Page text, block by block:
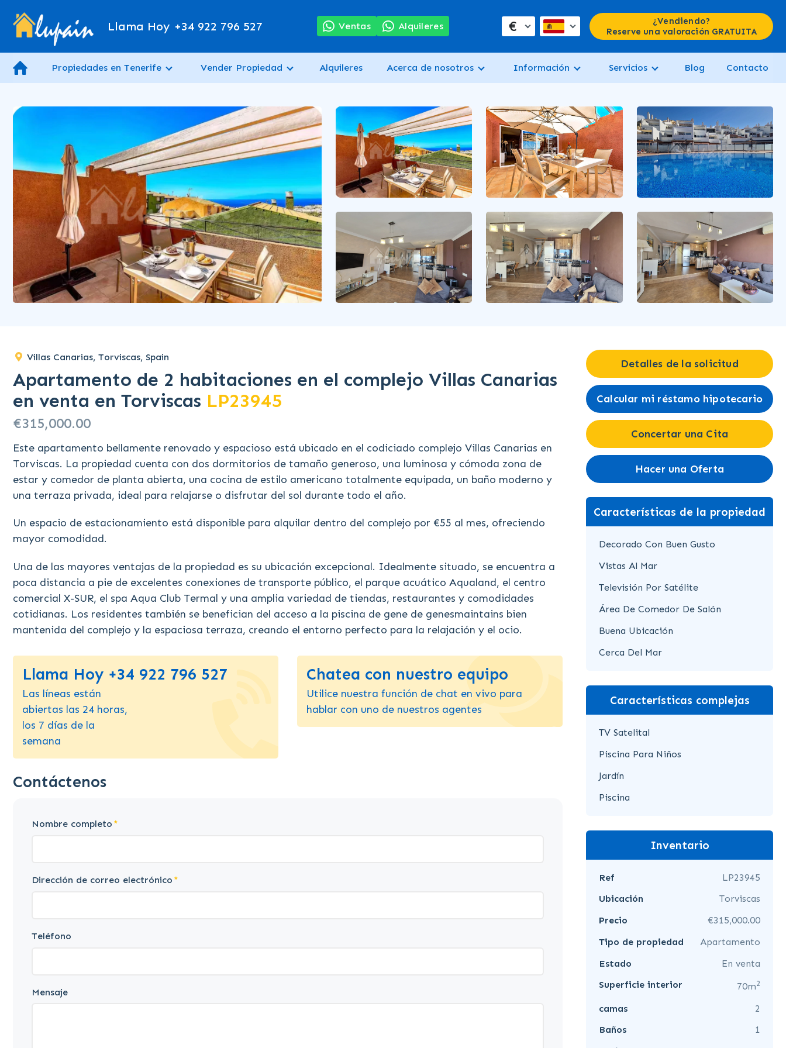
Llama Hoy +34 922 796 527 Ventas Alquileres €
¿Vendiendo?
Reserve una valoración GRATUITA
Propiedades en Tenerife Vender Propiedad Alquileres Acerca de nosotros Información Servicios Blog Contacto
Villas Canarias, Torviscas, Spain
Apartamento de 2 habitaciones en el complejo Villas Canarias
en venta en Torviscas LP23945
€315,000.00
Este apartamento bellamente renovado y espacioso está ubicado en el codiciado complejo Villas Canarias en
Torviscas. La propiedad cuenta con dos dormitorios de tamaño generoso, una luminosa y cómoda zona de
estar y comedor de planta abierta, una cocina de estilo americano totalmente equipada, un baño moderno y
una terraza privada, ideal para relajarse o disfrutar del sol durante todo el año.
Un espacio de estacionamiento está disponible para alquilar dentro del complejo por €55 al mes, ofreciendo
mayor comodidad.
Una de las mayores ventajas de la propiedad es su ubicación excepcional. Idealmente situado, se encuentra a
poca distancia a pie de excelentes conexiones de transporte público, el parque acuático Aqualand, el centro
comercial X-SUR, el spa Aqua Club Termal y una amplia variedad de tiendas, restaurantes y comodidades
cotidianas. Los residentes también se benefician del acceso a la piscina de gene de genesmaintains bien
mantenida del complejo y la espaciosa terraza, creando el entorno perfecto para la relajación y el ocio.
Llama Hoy +34 922 796 527
Las líneas están
abiertas las 24 horas,
los 7 días de la
semana
Chatea con nuestro equipo
Utilice nuestra función de chat en vivo para
hablar con uno de nuestros agentes
Contáctenos
Nombre completo
Dirección de correo electrónico
Teléfono
Mensaje
Detalles de la solicitud
Calcular mi réstamo hipotecario
Concertar una Cita
Hacer una Oferta
Características de la propiedad
Decorado Con Buen Gusto
Vistas Al Mar
Televisión Por Satélite
Área De Comedor De Salón
Buena Ubicación
Cerca Del Mar
Características complejas
TV Satelital
Piscina Para Niños
Jardín
Piscina
Inventario
Ref
LP23945
Ubicación
Torviscas
Precio
€315,000.00
Tipo de propiedad
Apartamento
Estado
En venta
Superficie interior
70m2
camas
2
Baños
1